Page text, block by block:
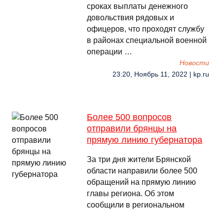
сроках выплаты денежного
довольствия рядовых и
офицеров, что проходят службу
в районах специальной военной
операции …
Новости
23:20, Ноябрь 11, 2022 | kp.ru
Более 500 вопросов
отправили брянцы на
прямую линию губернатора
За три дня жители Брянской
области направили более 500
обращений на прямую линию
главы региона. Об этом
сообщили в региональном